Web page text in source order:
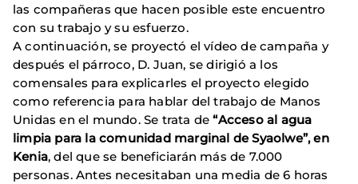
las compañeras que hacen posible este encuentro
con su trabajo y su esfuerzo.
A continuación, se proyectó el vídeo de campaña y
después el párroco, D. Juan, se dirigió a los
comensales para explicarles el proyecto elegido
como referencia para hablar del trabajo de Manos
Unidas en el mundo. Se trata de“Acceso al agua
limpia para la comunidad marginal de Syaolwe”, en
Kenia, del que se beneficiarán más de 7.000
personas. Antes necesitaban una media de 6 horas